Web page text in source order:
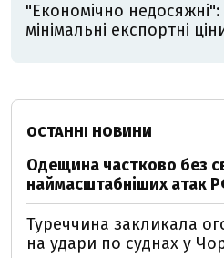
"Економічно
мінімальні експортні
ОСТАННІ НОВИНИ
Одещина частково без
наймасштабніших атак
Туреччина закликала
на удари по суднах у